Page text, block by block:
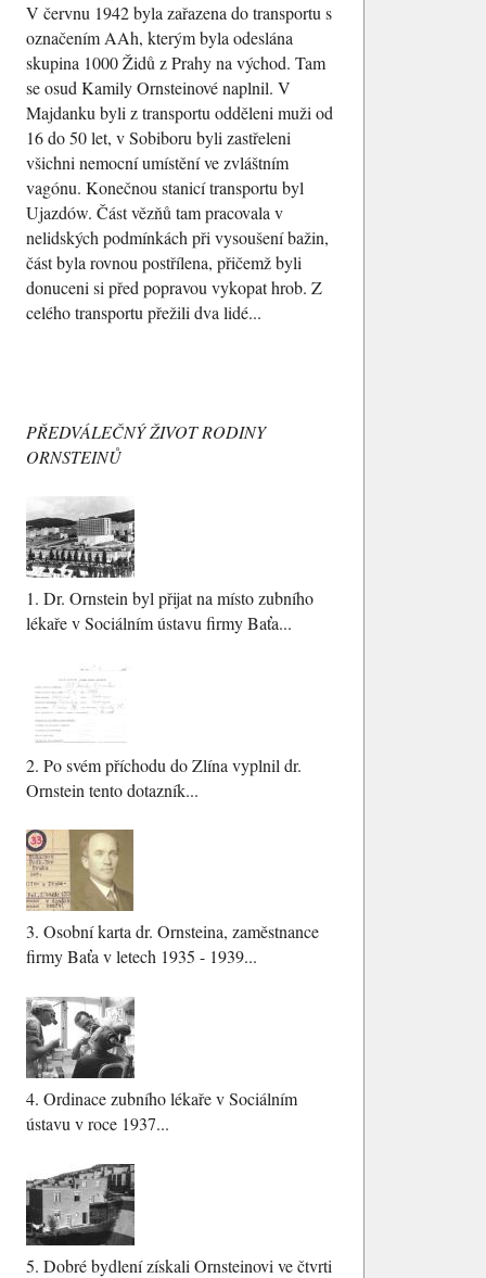
V červnu 1942 byla zařazena do transportu s
označením AAh, kterým byla odeslána
skupina 1000 Židů z Prahy na východ. Tam
se osud Kamily Ornsteinové naplnil. V
Majdanku byli z transportu odděleni muži od
16 do 50 let, v Sobiboru byli zastřeleni
všichni nemocní umístění ve zvláštním
vagónu. Konečnou stanicí transportu byl
Ujazdów. Část vězňů tam pracovala v
nelidských podmínkách při vysoušení bažin,
část byla rovnou postřílena, přičemž byli
donuceni si před popravou vykopat hrob. Z
celého transportu přežili dva lidé...
PŘEDVÁLEČNÝ ŽIVOT RODINY
ORNSTEINŮ
1. Dr. Ornstein byl přijat na místo zubního
lékaře v Sociálním ústavu firmy Baťa...
2. Po svém příchodu do Zlína vyplnil dr.
Ornstein tento dotazník...
3. Osobní karta dr. Ornsteina, zaměstnance
firmy Baťa v letech 1935 - 1939...
4. Ordinace zubního lékaře v Sociálním
ústavu v roce 1937...
5. Dobré bydlení získali Ornsteinovi ve čtvrti